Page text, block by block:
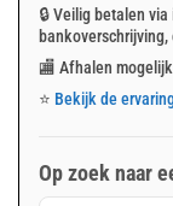
🔒 Veilig betalen
🏬 Afhalen
⭐ Bekijk de
Op zoek naar